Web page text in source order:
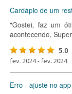
Cardápio de um
"Gostei, faz um
acontecendo,
5.0
fev. 2024 - fev. 2024
Erro - ajuste no